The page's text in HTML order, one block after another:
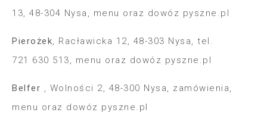
13, 48-304 Nysa, menu oraz dowóz pyszne.pl
Pierożek, Racławicka 12, 48-303 Nysa, tel.
721 630 513, menu oraz dowóz pyszne.pl
Belfer , Wolnoś ci 2, 48-300 Nysa, zamówienia,
menu oraz dowóz pyszne.pl